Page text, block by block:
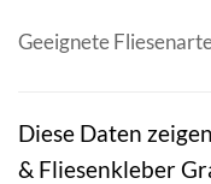
Geeignete
Diese Daten
& Fliesenkleber